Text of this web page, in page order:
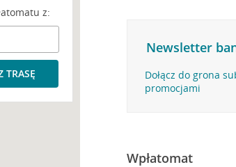
Newsletter
Dołącz do grona
promocjami
Wpłatomat
z:
TRASĘ